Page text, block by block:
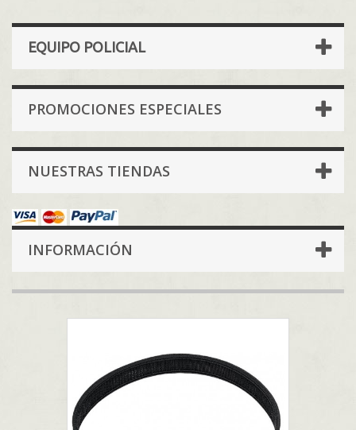
EQUIPO POLICIAL
PROMOCIONES ESPECIALES
NUESTRAS TIENDAS
INFORMACIÓN